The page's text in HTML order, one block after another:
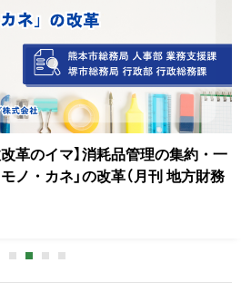
勢の変動時に求められる自治体対
第123回